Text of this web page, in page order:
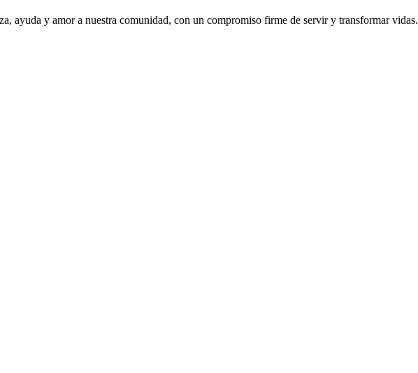
ayuda y amor a nuestra comunidad, con un compromiso firme de servir y transformar vidas.